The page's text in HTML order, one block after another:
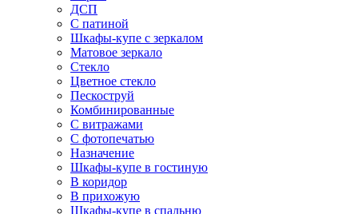
ДСП
С патиной
Шкафы-купе с зеркалом
Матовое зеркало
Стекло
Цветное стекло
Пескоструй
Комбинированные
С витражами
С фотопечатью
Назначение
Шкафы-купе в гостиную
В коридор
В прихожую
Шкафы-купе в спальню